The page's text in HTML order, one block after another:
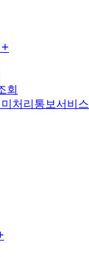
+
회
처리통보서비스